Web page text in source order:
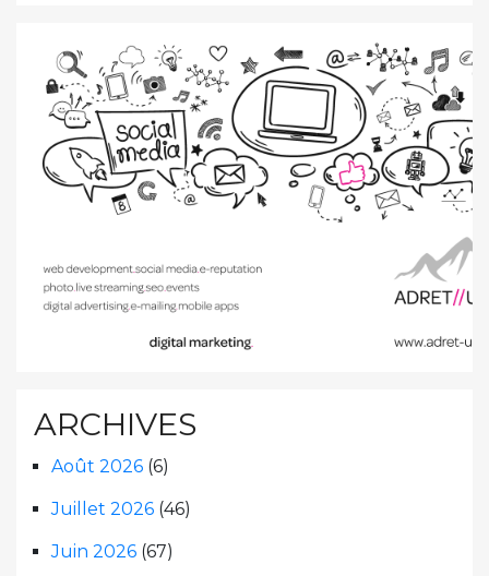
ARCHIVES
Août 2026 (6)
Juillet 2026 (46)
Juin 2026 (67)